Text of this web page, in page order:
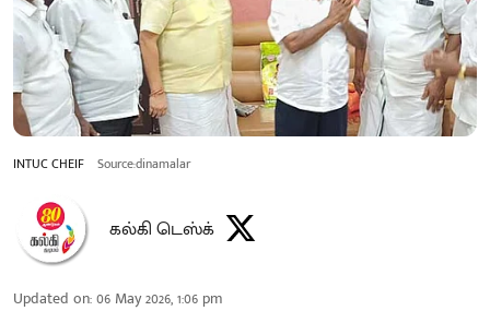
INTUC CHEIF Source:dinamalar
கல்கி டெஸ்க்
Updated on:06 May 2026, 1:06 pm